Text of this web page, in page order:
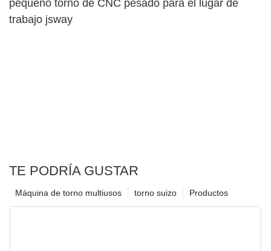
pequeño torno de CNC pesado para el lugar de
trabajo jsway
TE PODRÍA GUSTAR
Productos
torno suizo
Máquina de torno multiusos